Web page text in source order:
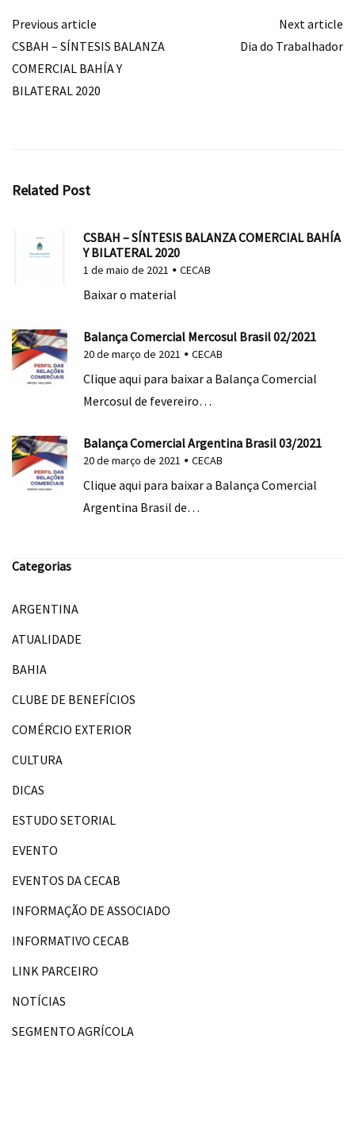
Previous article
CSBAH – SÍNTESIS BALANZA
COMERCIAL BAHÍA Y
BILATERAL 2020
Next article
Dia do Trabalhador
Related Post
CSBAH – SÍNTESIS BALANZA COMERCIAL BAHÍA
Y BILATERAL 2020
1 de maio de 2021 CECAB
Baixar o material
Balança Comercial Mercosul Brasil 02/2021
20 de março de 2021 CECAB
Clique aqui para baixar a Balança Comercial
Mercosul de fevereiro…
Balança Comercial Argentina Brasil 03/2021
20 de março de 2021 CECAB
Clique aqui para baixar a Balança Comercial
Argentina Brasil de…
Categorias
ARGENTINA
ATUALIDADE
BAHIA
CLUBE DE BENEFÍCIOS
COMÉRCIO EXTERIOR
CULTURA
DICAS
ESTUDO SETORIAL
EVENTO
EVENTOS DA CECAB
INFORMAÇÃO DE ASSOCIADO
INFORMATIVO CECAB
LINK PARCEIRO
NOTÍCIAS
SEGMENTO AGRÍCOLA